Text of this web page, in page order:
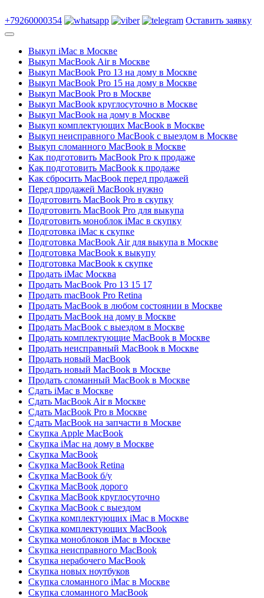
+79260000354 Оставить заявку
Выкуп iMac в Москве
Выкуп MacBook Air в Москве
Выкуп MacBook Pro 13 на дому в Москве
Выкуп MacBook Pro 15 на дому в Москве
Выкуп MacBook Pro в Москве
Выкуп MacBook круглосуточно в Москве
Выкуп MacBook на дому в Москве
Выкуп комплектующих MacBook в Москве
Выкуп неисправного MacBook с выездом в Москве
Выкуп сломанного MacBook в Москве
Как подготовить MacBook Pro к продаже
Как подготовить MacBook к продаже
Как сбросить MacBook перед продажей
Перед продажей MacBook нужно
Подготовить MacBook Pro в скупку
Подготовить MacBook Pro для выкупа
Подготовить моноблок iMac в скупку
Подготовка iMac к скупке
Подготовка MacBook Air для выкупа в Москве
Подготовка MacBook к выкупу
Подготовка MacBook к скупке
Продать iMac Москва
Продать MacBook Pro 13 15 17
Продать macBook Pro Retina
Продать MacBook в любом состоянии в Москве
Продать MacBook на дому в Москве
Продать MacBook с выездом в Москве
Продать комплектующие MacBook в Москве
Продать неисправный MacBook в Москве
Продать новый MacBook
Продать новый MacBook в Москве
Продать сломанный MacBook в Москве
Сдать iMac в Москве
Сдать MacBook Air в Москве
Сдать MacBook Pro в Москве
Сдать MacBook на запчасти в Москве
Скупка Apple MacBook
Скупка iMac на дому в Москве
Скупка MacBook
Скупка MacBook Retina
Скупка MacBook б/у
Скупка MacBook дорого
Скупка MacBook круглосуточно
Скупка MacBook с выездом
Скупка комплектующих iMac в Москве
Скупка комплектующих MacBook
Скупка моноблоков iMac в Москве
Скупка неисправного MacBook
Скупка нерабочего MacBook
Скупка новых ноутбуков
Скупка сломанного iMac в Москве
Скупка сломанного MacBook